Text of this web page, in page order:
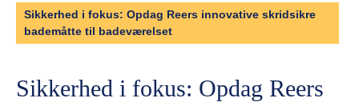
Sikkerhed i fokus: Opdag Reers innovative skridsikre
bademåtte til badeværelset
Sikkerhed i fokus: Opdag Reers